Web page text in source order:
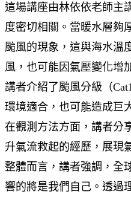
這場講座由林依依老師主
度密切相關。當暖水層夠
颱風的現象，這與海水溫
風，也可能因氣壓變化增
講者介紹了颱風分級（
環境適合，也可能造成巨
在觀測方法方面，講者分
升氣流救起的經歷，展現
整體而言，講者強調，全
響的將是我們自己。透過